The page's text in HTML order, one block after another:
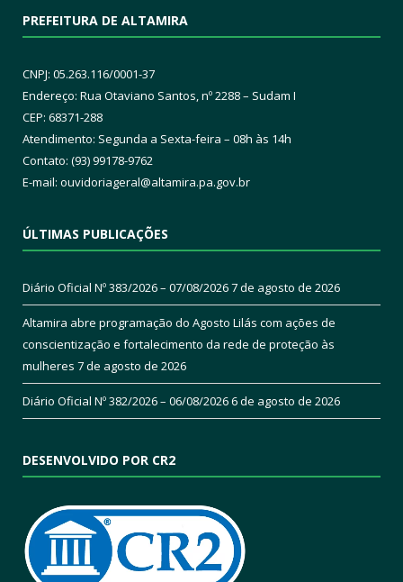
PREFEITURA DE ALTAMIRA
CNPJ: 05.263.116/0001-37
Endereço: Rua Otaviano Santos, nº 2288 – Sudam I
CEP: 68371-288
Atendimento: Segunda a Sexta-feira – 08h às 14h
Contato: (93) 99178-9762
E-mail: ouvidoriageral@altamira.pa.gov.br
ÚLTIMAS PUBLICAÇÕES
Diário Oficial Nº 383/2026 – 07/08/20267 de agosto de 2026
Altamira abre programação do Agosto Lilás com ações de
conscientização e fortalecimento da rede de proteção às
mulheres 7 de agosto de 2026
Diário Oficial Nº 382/2026 – 06/08/20266 de agosto de 2026
DESENVOLVIDO POR CR2